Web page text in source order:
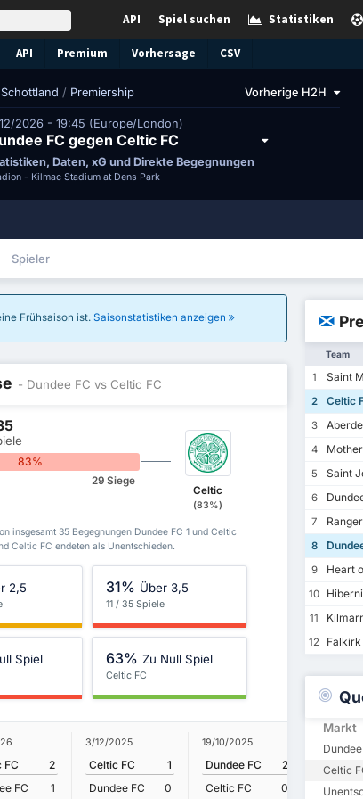
Statistiken
Spiel suchen
API
API Premium Vorhersage CSV
Schottland / Premiership Vorherige H2H
2026 - 19:45 (Europe/London)
FC gegen Celtic FC
Daten, xG und Direkte Begegnungen
- Kilmac Stadium at Dens Park
Spieler
Frühsaison ist. Saisonstatistiken anzeigen
- Dundee FC vs Celtic FC
83%
29 Siege
Celtic
(83%)
insgesamt 35 Begegnungen Dundee FC 1 und Celtic
Celtic FC endeten als Unentschieden.
2,5 31% Über 3,5
11 / 35 Spiele
Spiel 63% Zu Null Spiel
Celtic FC
FC
2
FC
1
3/12/2025
Celtic FC
1
Dundee FC
0
19/10/2025
Dundee FC
2
Celtic FC
0
5/2/2025
Celtic
Team
1 Saint
2
Celtic
3
4
5
Saint
6
7
8
9
Heart
10
11
12
Falkirk
Markt
Celtic